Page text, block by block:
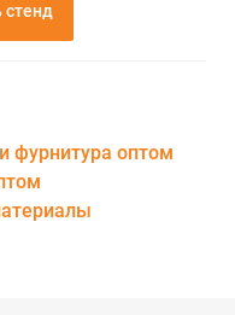
стенд
фурнитура оптом